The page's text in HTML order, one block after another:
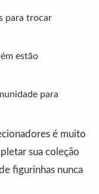
para trocar
estão
para
é muito
sua coleção
figurinhas nunca